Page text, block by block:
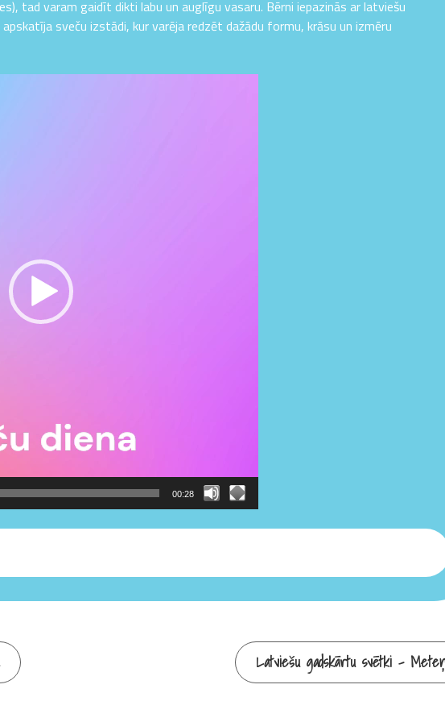
tad varam gaidīt dikti labu un auglīgu vasaru. Bērni iepazinās ar latviešu
sveču izstādi, kur varēja redzēt dažādu formu, krāsu un izmēru
00:28
Latviešu gadskārtu svētki –